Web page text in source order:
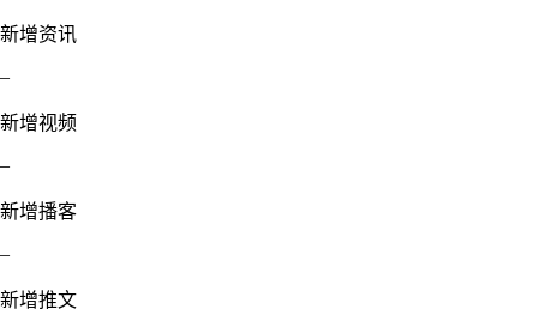
新增资讯
–
新增视频
–
新增播客
–
新增推文